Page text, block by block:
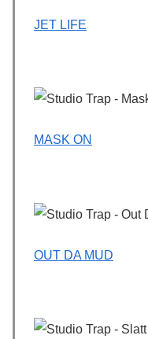
JET LIFE
MASK ON
OUT DA MUD